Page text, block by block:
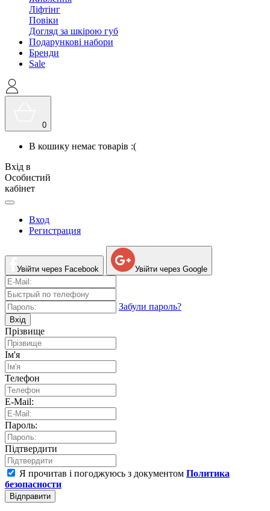
Ліфтінг
Повіки
Догляд за шкірою губ
Подарункові набори
Бренди
Sale
0
В кошику немає товарів :(
Вхід в
Особистий
кабінет
Вход
Регистрация
Увійти через Facebook Увійти через Google
Забули пароль?
Вхід
Прізвище
Ім'я
Телефон
E-Mail:
Пароль:
Підтвердити
Я прочитав і погоджуюсь з документом Политика
безопасности
Відправити